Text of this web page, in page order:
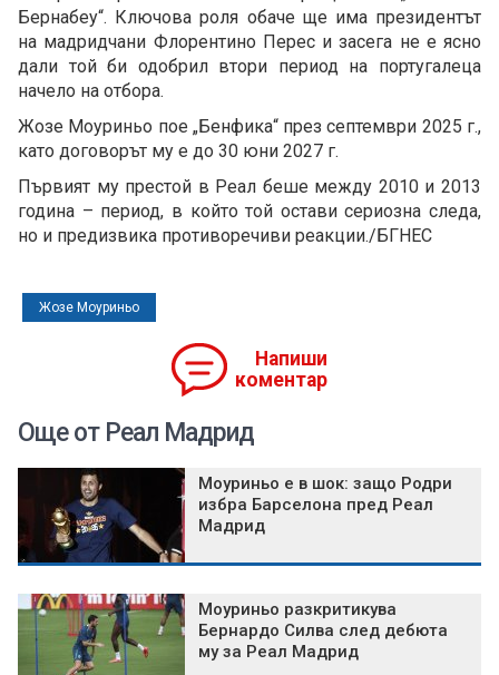
Бернабеу“. Ключова роля обаче ще има президентът
на мадридчани Флорентино Перес и засега не е ясно
дали той би одобрил втори период на португалеца
начело на отбора.
Жозе Моуриньо пое „Бенфика“ през септември 2025 г.,
като договорът му е до 30 юни 2027 г.
Първият му престой в Реал беше между 2010 и 2013
година – период, в който той остави сериозна следа,
но и предизвика противоречиви реакции./БГНЕС
Жозе Моуриньо
Напиши
коментар
Още от Реал Мадрид
Моуриньо е в шок: защо Родри
избра Барселона пред Реал
Мадрид
Моуриньо разкритикува
Бернардо Силва след дебюта
му за Реал Мадрид